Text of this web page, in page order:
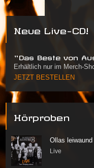
Neue Live-CD!
"Das Beste von
Erhältlich nur im Merch-
JETZT BESTELLEN
Hörproben
Ollas leiwaund
Live